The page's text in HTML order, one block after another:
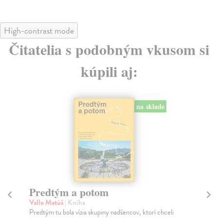
High-contrast mode
Čitatelia s podobným vkusom si
kúpili aj:
Město a jeho nejisté zdi
Murakami Haruki| Kniha
Ty jsi to byla, kdo mi vyprávěl o tom městě. Město a